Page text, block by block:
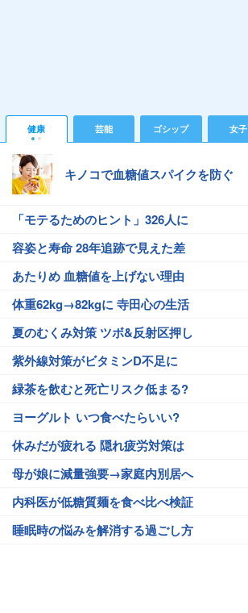
健康 芸能 ゴシップ 女子
キノコで血糖値スパイクを防ぐ
「モテるためのヒント」326人に
容姿と寿命 28年追跡で見えた差
あたりめ 血糖値を上げない理由
体重62kg→82kgに 寺田心の生活
夏のむくみ対策 ツボ&反射区押し
紫外線対策がビタミンD不足に
緑茶を飲むと死亡リスク低まる?
ヨーグルト いつ食べたらいい?
休みだが疲れる 隠れ疲労対策は
母が娘に減量強要→家庭内別居へ
内科医が低糖質麺を食べ比べ検証
睡眠時の悩みを解消する過ごし方